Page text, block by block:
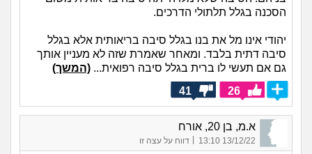
הסכנה בגלל תלתולי הדרכים.
יהודי אינו מל את בנו בגלל סיבה בריאותית אלא בגלל
סיבה דתית בלבד. ומאחר שאמרת שזה לא מעניין אותך
גם אם תעשי לו ברית בגלל סיבה רפואית... (המשך)
26
41
א.מ, בן 20, אורח
13/12/22 13:10
| דווח על עצה זו